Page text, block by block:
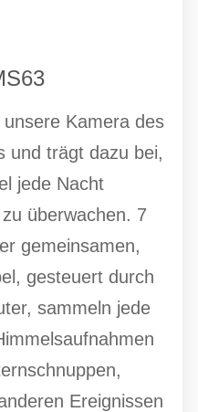
Kamera des
und trägt dazu bei,
jede Nacht
überwachen. 7
gemeinsamen,
gesteuert durch
sammeln jede
Ereignissen